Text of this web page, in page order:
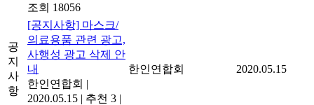
조회 18056
공
지
사
항
[공지사항] 마스크/
의료용품 관련 광고,
사행성 광고 삭제 안
내
한인연합회 |
2020.05.15 | 추천 3 |
한인연합회 2020.05.15